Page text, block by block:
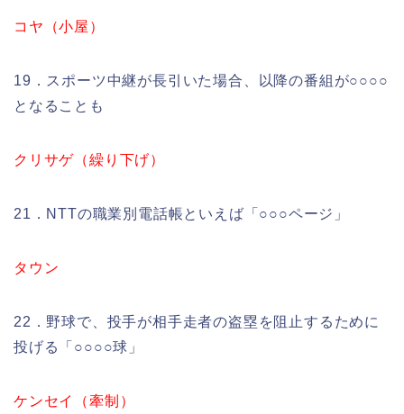
コヤ（小屋）
19．スポーツ中継が長引いた場合、以降の番組が○○○○
となることも
クリサゲ（繰り下げ）
21．NTTの職業別電話帳といえば「○○○ページ」
タウン
22．野球で、投手が相手走者の盗塁を阻止するために
投げる「○○○○球」
ケンセイ（牽制）